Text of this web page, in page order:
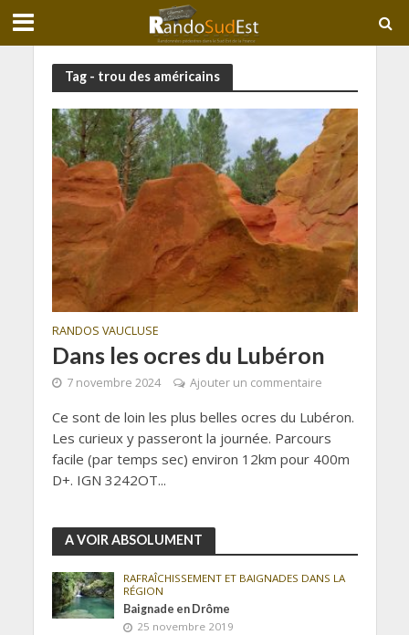
Tag - trou des américains
RANDOS VAUCLUSE
Dans les ocres du Lubéron
7 novembre 2024 Ajouter un commentaire
Ce sont de loin les plus belles ocres du Lubéron.
Les curieux y passeront la journée. Parcours
facile (par temps sec) environ 12km pour 400m
D+. IGN 3242OT...
A VOIR ABSOLUMENT
RAFRAÎCHISSEMENT ET BAIGNADES DANS LA
RÉGION
Baignade en Drôme
25 novembre 2019